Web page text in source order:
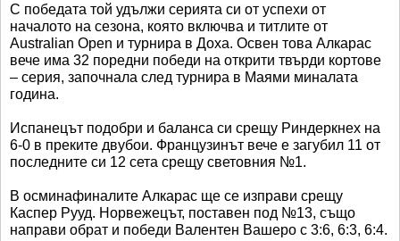
С победата той удължи серията си от успехи от
началото на сезона, която включва и титлите от
Australian Open и турнира в Доха. Освен това Алкарас
вече има 32 поредни победи на открити твърди кортове
– серия, започнала след турнира в Маями миналата
година.
Испанецът подобри и баланса си срещу Риндеркнех на
6-0 в преките двубои. Французинът вече е загубил 11 от
последните си 12 сета срещу световния №1.
В осминафиналите Алкарас ще се изправи срещу
Каспер Рууд. Норвежецът, поставен под №13, също
направи обрат и победи Валентен Вашеро с 3:6, 6:3, 6:4.